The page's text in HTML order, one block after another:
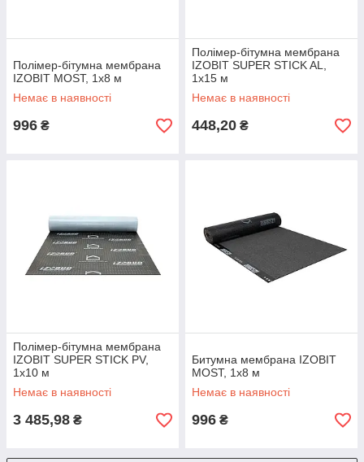
Полімер-бітумна мембрана
IZOBIT MOST, 1х8 м
Немає в наявності
996 ₴
Полімер-бітумна мембрана
IZOBIT SUPER STICK AL,
1х15 м
Немає в наявності
448,20 ₴
Полімер-бітумна мембрана
IZOBIT SUPER STICK PV,
1х10 м
Немає в наявності
3 485,98 ₴
Битумна мембрана IZOBIT
MOST, 1х8 м
Немає в наявності
996 ₴